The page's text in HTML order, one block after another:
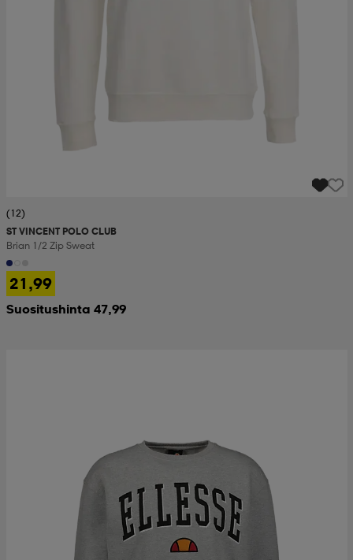
(12)
ST VINCENT POLO CLUB
Brian 1/2 Zip Sweat
21,99
Suositushinta 47,99